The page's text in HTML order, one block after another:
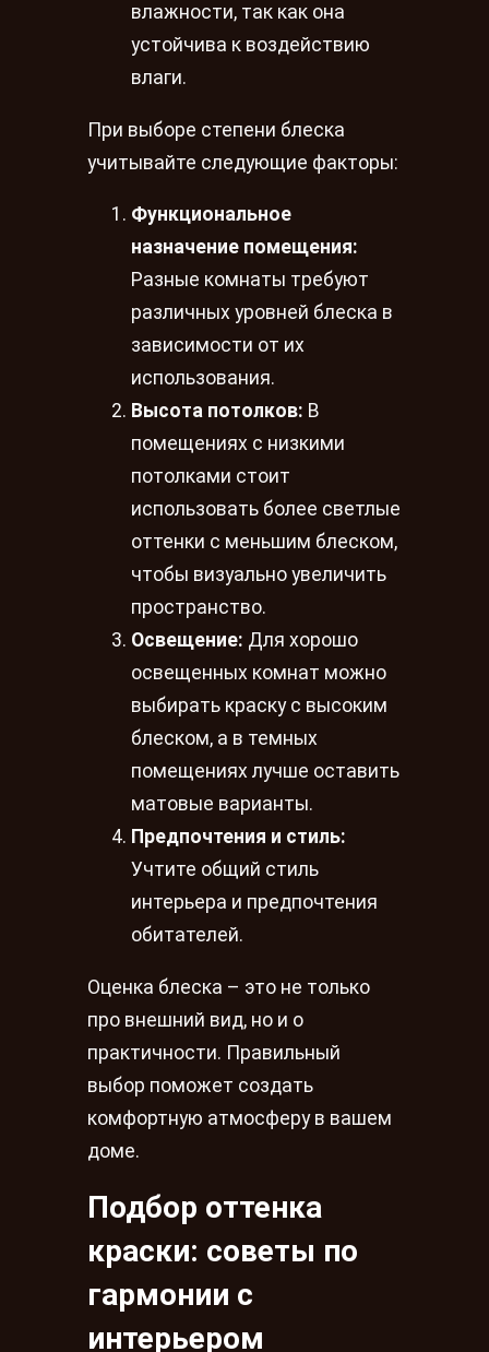
влажности, так как она
устойчива к воздействию
влаги.
При выборе степени блеска
учитывайте следующие факторы:
Функциональное
назначение помещения:
Разные комнаты требуют
различных уровней блеска в
зависимости от их
использования.
Высота потолков: В
помещениях с низкими
потолками стоит
использовать более светлые
оттенки с меньшим блеском,
чтобы визуально увеличить
пространство.
Освещение: Для хорошо
освещенных комнат можно
выбирать краску с высоким
блеском, а в темных
помещениях лучше оставить
матовые варианты.
Предпочтения и стиль:
Учтите общий стиль
интерьера и предпочтения
обитателей.
Оценка блеска – это не только
про внешний вид, но и о
практичности. Правильный
выбор поможет создать
комфортную атмосферу в вашем
доме.
Подбор оттенка
краски: советы по
гармонии с
интерьером